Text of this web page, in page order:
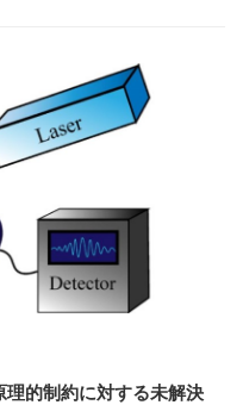
的制約に対する未解決